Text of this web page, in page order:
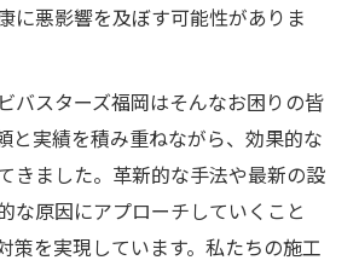
に悪影響を及ぼす可能性がありま
バスターズ福岡はそんなお困りの皆
と実績を積み重ねながら、効果的な
きました。革新的な手法や最新の設
な原因にアプローチしていくこと
策を実現しています。私たちの施工